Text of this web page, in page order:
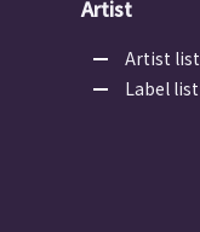
Artist
Artist list
Label list